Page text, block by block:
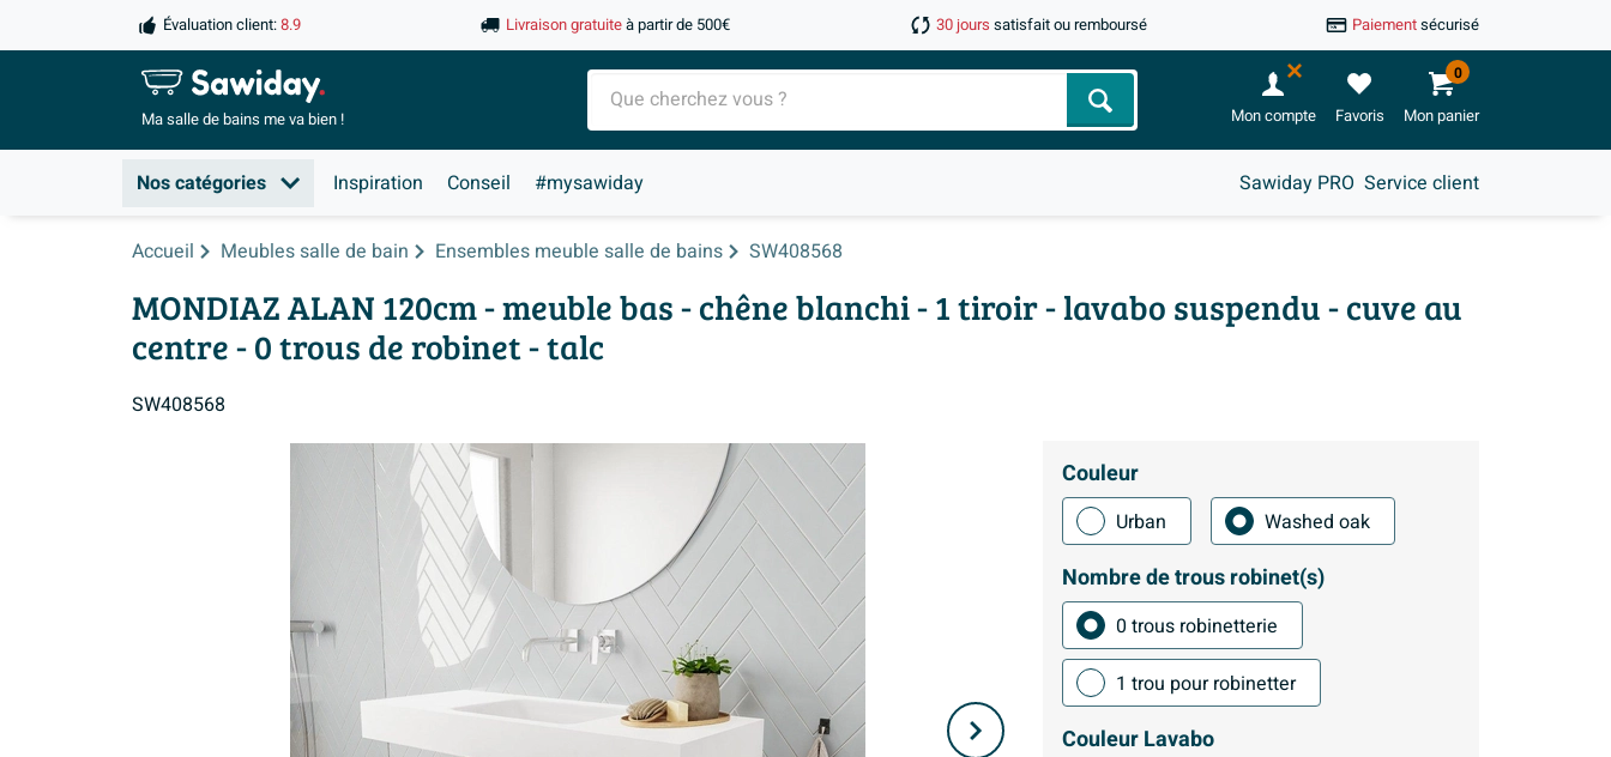
Évaluation client:8.9 Livraison gratuiteà partir de 500€ 30 jours satisfait ou remboursé Paiementsécurisé
Ma salle debains me va bien ! Chercher Mon compte Favoris Mon panier
0
Nos catégories Inspiration Conseil #mysawiday Sawiday PRO Service client
Accueil Meubles salle de bain Ensembles meuble salle de bains SW408568
MONDIAZ ALAN 120cm - meuble bas - chêne blanchi - 1 tiroir - lavabo suspendu - cuve au
centre - 0 trous de robinet - talc
SW408568
Couleur
Urban Washed oak
Nombre de trous robinet(s)
0 trous robinetterie
1 trou pour robinetter
Couleur Lavabo